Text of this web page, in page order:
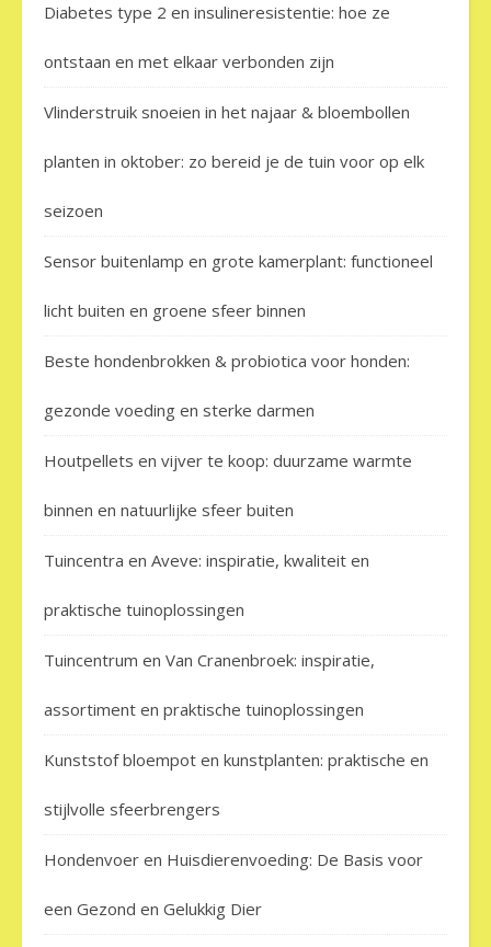
Diabetes type 2 en insulineresistentie: hoe ze
ontstaan en met elkaar verbonden zijn
Vlinderstruik snoeien in het najaar & bloembollen
planten in oktober: zo bereid je de tuin voor op elk
seizoen
Sensor buitenlamp en grote kamerplant: functioneel
licht buiten en groene sfeer binnen
Beste hondenbrokken & probiotica voor honden:
gezonde voeding en sterke darmen
Houtpellets en vijver te koop: duurzame warmte
binnen en natuurlijke sfeer buiten
Tuincentra en Aveve: inspiratie, kwaliteit en
praktische tuinoplossingen
Tuincentrum en Van Cranenbroek: inspiratie,
assortiment en praktische tuinoplossingen
Kunststof bloempot en kunstplanten: praktische en
stijlvolle sfeerbrengers
Hondenvoer en Huisdierenvoeding: De Basis voor
een Gezond en Gelukkig Dier